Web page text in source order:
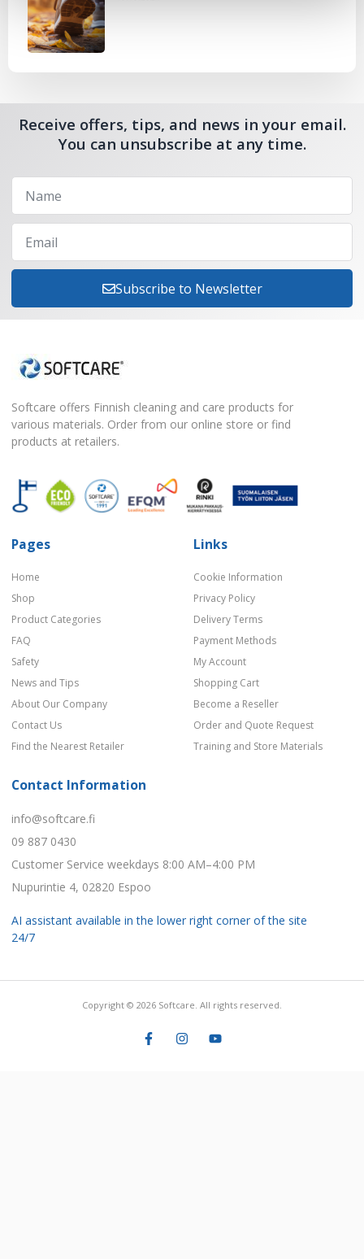
Receive offers, tips, and news in your email.
You can unsubscribe at any time.
Subscribe to Newsletter
Softcare offers Finnish cleaning and care products for
various materials. Order from our online store or find
products at retailers.
Pages
Home
Shop
Product Categories
FAQ
Safety
News and Tips
About Our Company
Contact Us
Find the Nearest Retailer
Links
Cookie Information
Privacy Policy
Delivery Terms
Payment Methods
My Account
Shopping Cart
Become a Reseller
Order and Quote Request
Training and Store Materials
Contact Information
info@softcare.fi
09 887 0430
Customer Service weekdays 8:00 AM–4:00 PM
Nupurintie 4, 02820 Espoo
AI assistant available in the lower right corner of the site
24/7
Copyright © 2026 Softcare. All rights reserved.